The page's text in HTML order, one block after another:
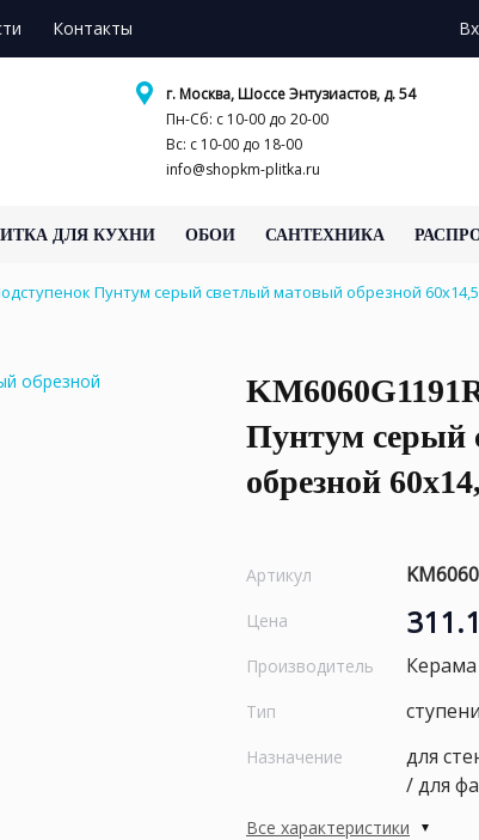
Контакты
г. Москва, Шоссе Энтузиастов, д. 54
Пн-Сб: с 10-00 до 20-00
Вс: с 10-00 до 18-00
info@shopkm-plitka.ru
ДЛЯ КУХНИ ОБОИ САНТЕХНИКА
Пунтум серый светлый матовый обрезной
Пунтум серый
обрезной
Артикул
Цена
Производитель
Тип ступени
Назначение
для
/ для
Все характеристики